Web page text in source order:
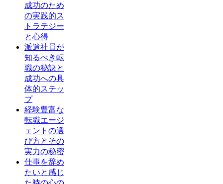
成功のため
の実践的ス
トラテジー
と心得
派遣社員が
知るべき転
職の秘訣と
成功への具
体的ステッ
プ
経験豊富な
転職エージ
ェントの選
び方とその
実力の秘密
仕事を辞め
たいと感じ